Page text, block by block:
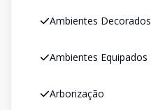
Ambientes Decorados
Ambientes Equipados
Arborização